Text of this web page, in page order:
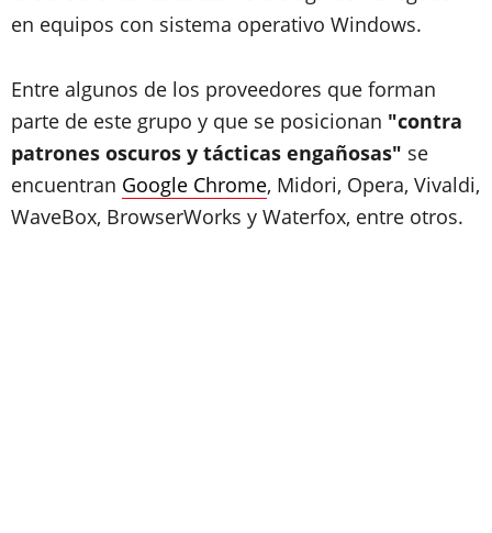
en equipos con sistema operativo Windows.
Entre algunos de los proveedores que forman
parte de este grupo y que se posicionan "contra
patrones oscuros y tácticas engañosas" se
encuentran Google Chrome, Midori, Opera, Vivaldi,
WaveBox, BrowserWorks y Waterfox, entre otros.